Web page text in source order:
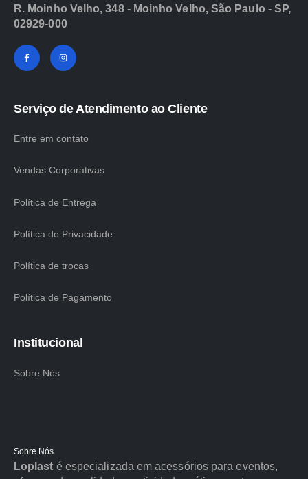
R. Moinho Velho, 348 - Moinho Velho, São Paulo - SP,
02929-000
Serviço de Atendimento ao Cliente
Entre em contato
Vendas Corporativas
Política de Entrega
Política de Privacidade
Política de trocas
Política de Pagamento
Institucional
Sobre Nós
Sobre Nós
Loplast é especializada em acessórios para eventos,